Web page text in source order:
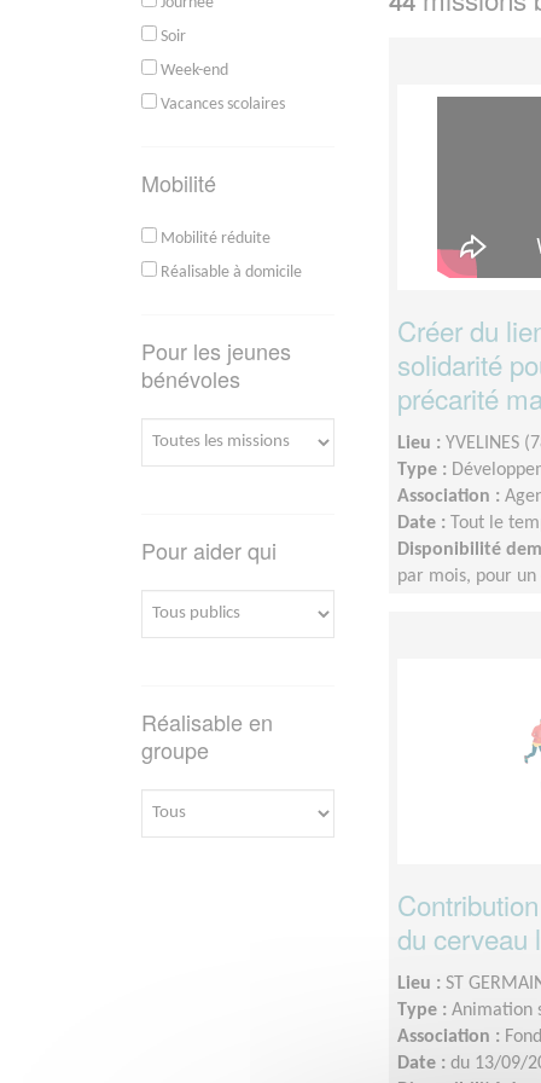
Soir
Week-end
Vacances scolaires
Mobilité
Mobilité réduite
Réalisable à domicile
Pour les jeunes
bénévoles
Pour aider qui
Réalisable en
groupe
Créer du
solidarité
précarité
Lieu : YVELINES
Type :
Association :
Date : Tout le
Disponibilité
par mois, pour
du cerveau
Lieu : ST
Type : Animation
Association :
Date : du 13/09/